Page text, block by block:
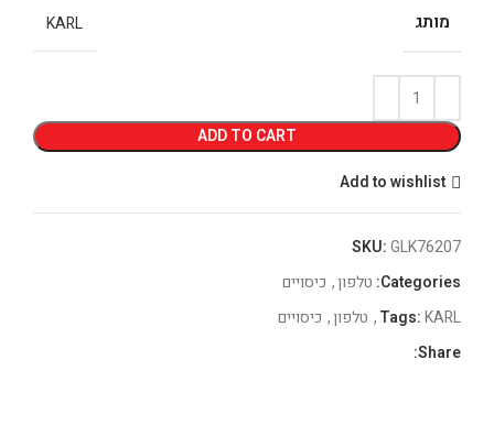
מותג KARL
ADD TO CART
Add to wishlist
SKU:GLK76207
Categories: טלפון, כיסויים
Tags:KARL
, טלפון, כיסויים
Share: